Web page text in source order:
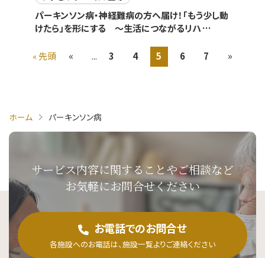
パーキンソン病・神経難病の方へ届け！「もう少し動
けたら」を形にする ～生活につながるリハ …
« 先頭 « ... 3 4 5 6 7 »
ホーム パーキンソン病
サービス内容に関することやご相談など
お気軽にお問合せください
お電話でのお問合せ
各施設へのお電話は、施設一覧よりご連絡ください